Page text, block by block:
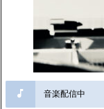
音楽配信中